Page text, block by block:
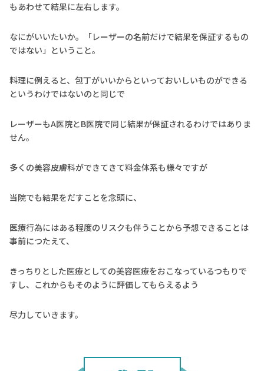
もあわせて結果に左右します。
なにがいいたいか。「レーザーの名前だけで結果を保証するもの
ではない」ということ。
料理に例えると、包丁がいいからといっておいしいものができる
というわけではないのと同じで
レーザーもA医院とB医院で同じ結果が保証されるわけではありま
せん。
多くの美容皮膚科ができてきて料金体系も様々ですが
当院でも結果をだすことを念頭に、
医療行為にはある程度のリスクも伴うことから予想できることは
事前につたえて、
きっちりとした医療としての美容医療をおこなっているつもりで
すし、これからもそのように評価してもらえるよう
尽力していきます。